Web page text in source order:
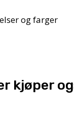
og farger
kjøper